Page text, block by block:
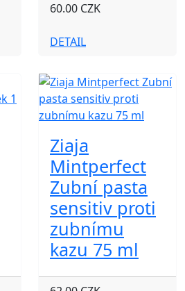
60.00 CZK
DETAIL
Ziaja
Mintperfect
Zubní pasta
sensitiv proti
zubnímu
kazu 75 ml